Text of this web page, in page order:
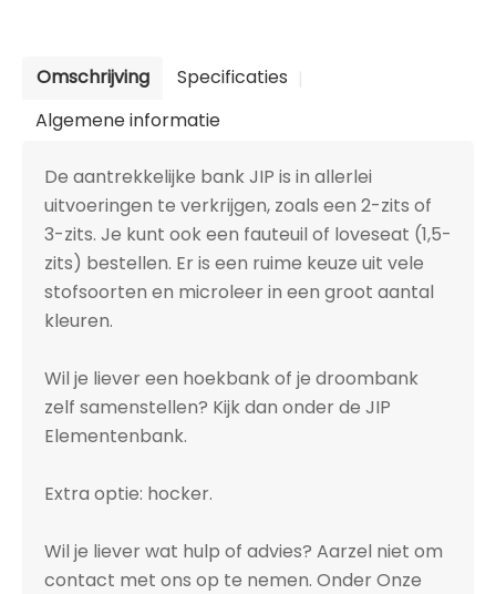
Omschrijving
Specificaties
Algemene informatie
De aantrekkelijke bank JIP is in allerlei
uitvoeringen te verkrijgen, zoals een 2-zits of
3-zits. Je kunt ook een fauteuil of loveseat (1,5-
zits) bestellen. Er is een ruime keuze uit vele
stofsoorten en microleer in een groot aantal
kleuren.
Wil je liever een hoekbank of je droombank
zelf samenstellen? Kijk dan onder de JIP
Elementenbank.
Extra optie: hocker.
Wil je liever wat hulp of advies? Aarzel niet om
contact met ons op te nemen. Onder Onze